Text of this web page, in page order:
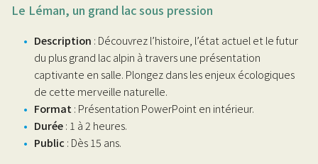
Le Léman, un grand lac sous pression
Description : Découvrez l’histoire, l’état actuel et le futur
du plus grand lac alpin à travers une présentation
captivante en salle. Plongez dans les enjeux écologiques
de cette merveille naturelle.
Format : Présentation PowerPoint en intérieur.
Durée: 1 à 2 heures.
Public : Dès 15 ans.